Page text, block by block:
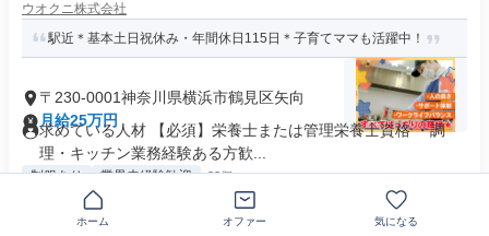
ウオクニ株式会社
駅近＊基本土日祝休み・年間休日115日＊子育てママも活躍中！
〒230-0001神奈川県横浜市鶴見区矢向
月給25万円
求めている人材 【必須】栄養士または管理栄養士資格 ・調
理・キッチン業務経験ある方歓...
制服あり 業界未経験歓迎 +32個
ホーム オファー 気になる